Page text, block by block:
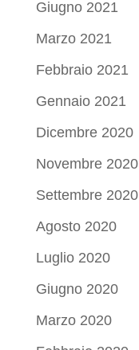
Giugno 2021
Marzo 2021
Febbraio 2021
Gennaio 2021
Dicembre 2020
Novembre 2020
Settembre 2020
Agosto 2020
Luglio 2020
Giugno 2020
Marzo 2020